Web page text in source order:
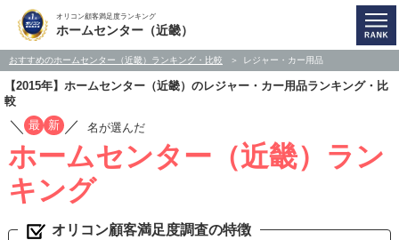
オリコン顧客満足度ランキング
ホームセンター（近畿）
おすすめのホームセンター（近畿）ランキング・比較 レジャー・カー用品
【2015年】ホームセンター（近畿）のレジャー・カー用品ランキング・比
較
／ 最 新 ／ 名が選んだ
ホームセンター（近畿）ラン
キング
オリコン顧客満足度調査の特徴